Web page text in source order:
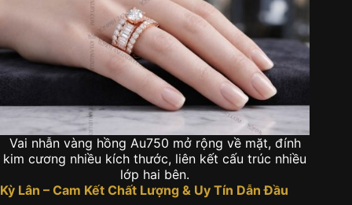
Vai nhẫn vàng hồng Au750 mở rộng về mặt, đính
kim cương nhiều kích thước, liên kết cấu trúc nhiều
lớp hai bên.
Kỳ Lân – Cam Kết Chất Lượng & Uy Tín Dẫn Đầu